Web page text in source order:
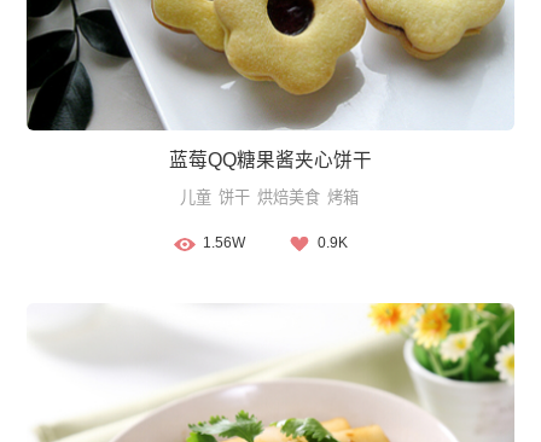
蓝莓QQ糖果酱夹心饼干
儿童 饼干 烘焙美食 烤箱
1.56W 0.9K